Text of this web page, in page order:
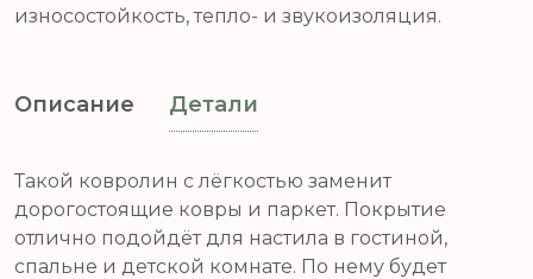
износостойкость, тепло- и звукоизоляция.
Описание Детали
Такой ковролин с лёгкостью заменит
дорогостоящие ковры и паркет. Покрытие
отлично подойдёт для настила в гостиной,
спальне и детской комнате. По нему будет